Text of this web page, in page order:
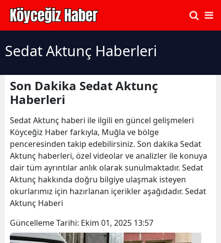
Sedat Aktunç Haberleri
Son Dakika Sedat Aktunç
Haberleri
Sedat Aktunç haberi ile ilgili en güncel gelişmeleri
Köyceğiz Haber farkıyla, Muğla ve bölge
penceresinden takip edebilirsiniz. Son dakika Sedat
Aktunç haberleri, özel videolar ve analizler ile konuya
dair tüm ayrıntılar anlık olarak sunulmaktadır. Sedat
Aktunç hakkında doğru bilgiye ulaşmak isteyen
okurlarımız için hazırlanan içerikler aşağıdadır. Sedat
Aktunç Haberi
Güncelleme Tarihi: Ekim 01, 2025 13:57